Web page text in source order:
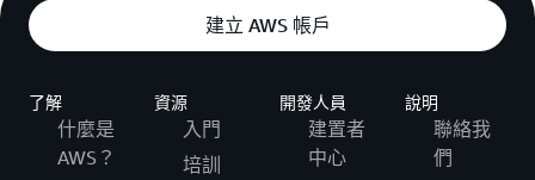
建立 AWS 帳戶
了解
什麼是
AWS？
資源
入門
培訓
開發人員
建置者
中心
說明
聯絡我
們